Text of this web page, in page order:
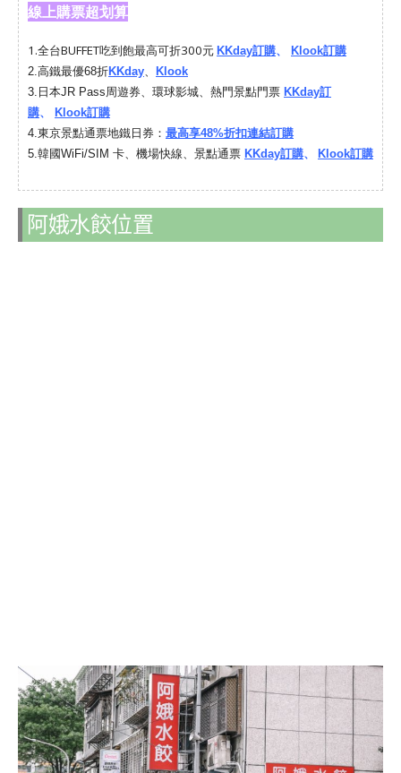
線上購票超划算
1.全台BUFFET吃到飽最高可折300元 KKday訂購、
Klook訂購
2.高鐵最優68折KKday、
Klook
3. 日本JR Pass周遊券、環球影城、熱門景點門票 KKday訂
購、
Klook訂購
4.東京景點通票地鐵日券： 最高享48%折扣連結訂購
5.韓國WiFi/SIM 卡、機場快線、景點通票 KKday訂購、 Klook訂購
阿娥水餃位置